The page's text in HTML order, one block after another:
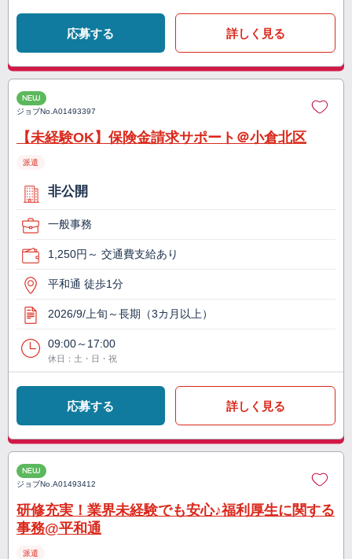
応募する 詳しく見る
NEW
ジョブNo.A01493397
【未経験OK】保険金請求サポート＠小倉北区
派遣
非公開
一般事務
1,250円～ 交通費支給あり
平和通 徒歩1分
2026/9/上旬～長期（3カ月以上）
09:00～17:00
休日：土・日・祝
応募する 詳しく見る
NEW
ジョブNo.A01493412
研修充実！業界未経験でも安心♪福利厚生に関する
事務@平和通
派遣